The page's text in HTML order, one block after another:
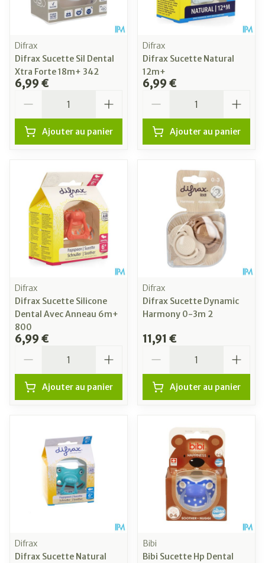
Difrax
Difrax Sucette Sil Dental
Xtra Forte 18m+ 342
6,99 €
Ajouter au panier
Difrax
Difrax Sucette Natural
12m+
6,99 €
Ajouter au panier
Difrax
Difrax Sucette Silicone
Dental Avec Anneau 6m+
800
6,99 €
Ajouter au panier
Difrax
Difrax Sucette Dynamic
Harmony 0-3m 2
11,91 €
Ajouter au panier
Difrax
Difrax Sucette Natural
Bibi
Bibi Sucette Hp Dental